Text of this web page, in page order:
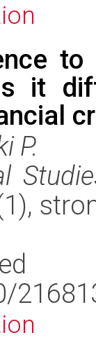
it
P.